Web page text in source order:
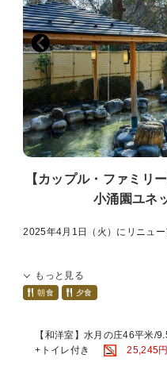
【カップル・ファミリ
小涌園ユネ
2025年4月1日（火）にリニュ
【1】全客室がリニューアル！
USB電源ポート。
【2】温泉露天風呂付き客室が
泉をお愉しみいただけます。
もっと見る
朝食 夕食
【和洋室】水月の庄46平米/
+トイレ付き
25,245